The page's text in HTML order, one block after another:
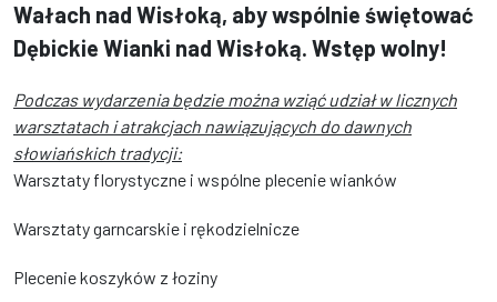
Wałach nad Wisłoką, aby wspólnie świętować
Dębickie Wianki nad Wisłoką. Wstęp wolny!
Podczas wydarzenia będzie można wziąć udział w licznych
warsztatach i atrakcjach nawiązujących do dawnych
słowiańskich tradycji:
Warsztaty florystyczne i wspólne plecenie wianków
Warsztaty garncarskie i rękodzielnicze
Plecenie koszyków z łoziny